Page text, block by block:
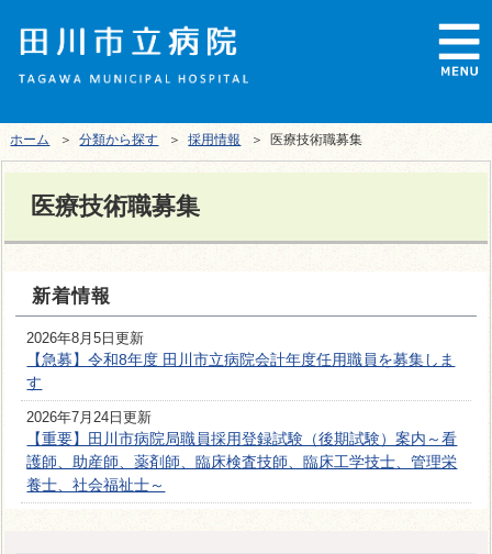
ホーム ＞分類から探す ＞採用情報 ＞ 医療技術職募集
医療技術職募集
新着情報
2026年8月5日更新
【急募】令和8年度 田川市立病院会計年度任用職員を募集しま
す
2026年7月24日更新
【重要】田川市病院局職員採用登録試験（後期試験）案内～看
護師、助産師、薬剤師、臨床検査技師、臨床工学技士、管理栄
養士、社会福祉士～